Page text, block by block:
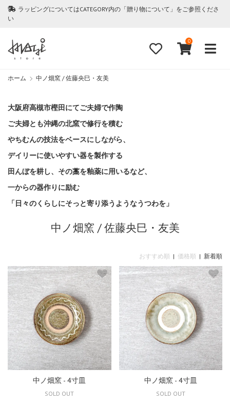
ラッピングについてはCATEGORY内の「贈り物について」をご参照くださ
い
0
ホーム 中ノ畑窯 / 佐藤央巳・友美
大阪府高槻市樫田にてご夫婦で作陶
ご夫婦とも沖縄の北窯で修行を積む
やちむんの技法をベースにしながら、
デイリーに使いやすい器を製作する
田んぼを耕し、その藁を釉薬に用いるなど、
一からの器作りに励む
「日々のくらしにそっと寄り添うようなうつわを」
中ノ畑窯 / 佐藤央巳・友美
おすすめ順 | 価格順 | 新着順
中ノ畑窯 - 4寸皿
SOLD OUT
中ノ畑窯 - 4寸皿
SOLD OUT